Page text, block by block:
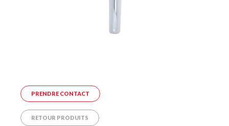
PRENDRE CONTACT
RETOUR PRODUITS